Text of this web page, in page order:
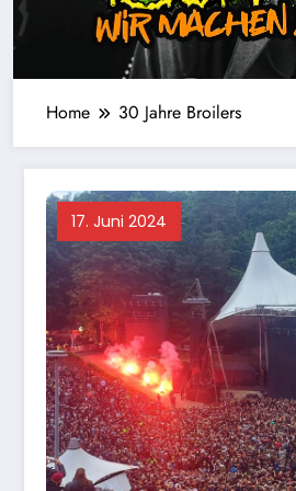
Home 30 Jahre Broilers
17. Juni 2024